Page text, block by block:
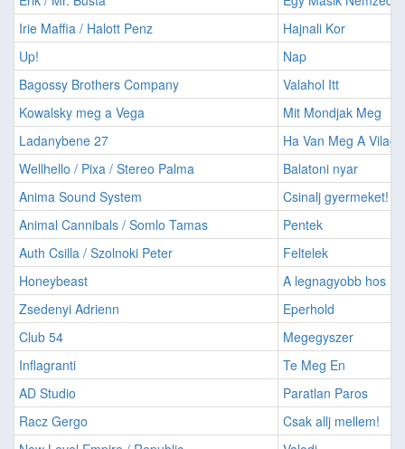
Irie Maffia / Halott Penz
Hajnali Kor
Up!
Nap
Bagossy Brothers Company
Valahol Itt
Kowalsky meg a Vega
Mit Mondjak Meg
Ladanybene 27
Ha Van Meg A
Wellhello / Pixa / Stereo Palma
Balatoni nyar
Anima Sound System
Csinalj gyermeket!
Animal Cannibals / Somlo Tamas
Pentek
Auth Csilla / Szolnoki Peter
Feltelek
Honeybeast
A legnagyobb hos
Zsedenyi Adrienn
Eperhold
Club 54
Megegyszer
Inflagranti
Te Meg En
AD Studio
Paratlan Paros
Racz Gergo
Csak allj mellem!